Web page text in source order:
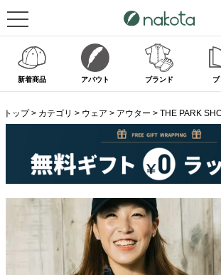
新着商品 アバウト ブランド ブ
トップ カテゴリ ウェア アウター THE PARK